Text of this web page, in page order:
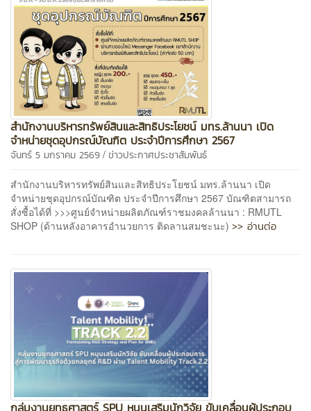
สำนักงานบริหารทรัพย์สินและสิทธิประโยชน์ มทร.ล้านนา เปิด
จำหน่ายชุดอุปกรณ์บัณฑิต ประจำปีการศึกษา 2567
จันทร์ 5 มกราคม 2569 / ข่าวประกาศประชาสัมพันธ์
สำนักงานบริหารทรัพย์สินและสิทธิประโยชน์ มทร.ล้านนา เปิด
จำหน่ายชุดอุปกรณ์บัณฑิต ประจำปีการศึกษา 2567 บัณฑิตสามารถ
สั่งซื้อได้ที่ >>>ศูนย์จําหน่ายผลิตภัณฑ์ราชมงคลล้านนา : RMUTL
SHOP (ด้านหลังอาคารอำนวยการ ติดลานสมชะนะ) >> อ่านต่อ
กลุ่มงานยุทธศาสตร์ SPU หนุนเสริมนักวิจัย ขับเคลื่อนผู้ประกอบ